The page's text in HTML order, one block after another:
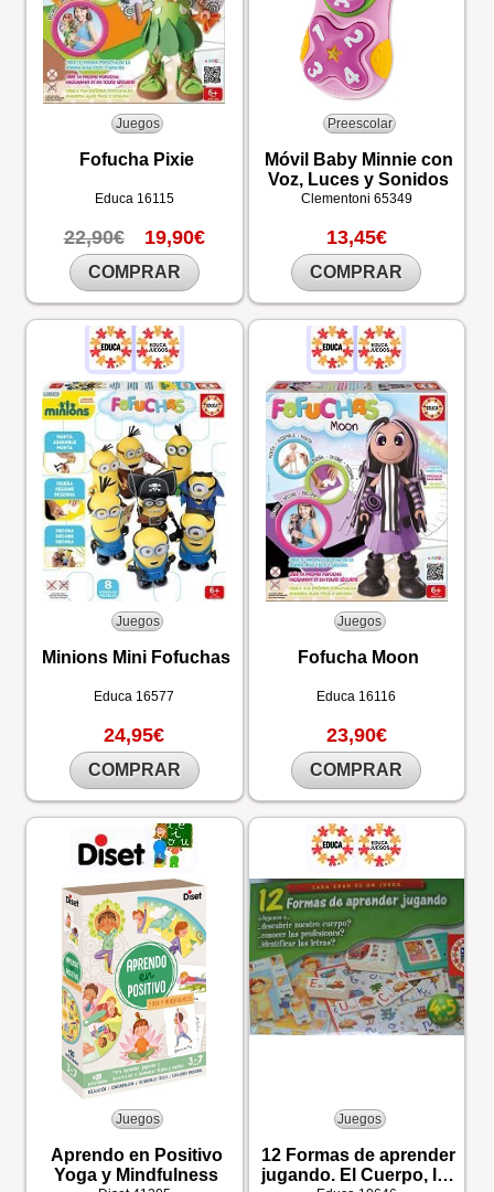
Juegos
Fofucha Pixie
Educa 16115
22,90€ 19,90€
COMPRAR
Preescolar
Móvil Baby Minnie con
Voz, Luces y Sonidos
Clementoni 65349
13,45€
COMPRAR
Juegos
Minions Mini Fofuchas
Educa 16577
24,95€
COMPRAR
Juegos
Fofucha Moon
Educa 16116
23,90€
COMPRAR
Juegos
Aprendo en Positivo
Yoga y Mindfulness
Juegos
12 Formas de aprender
jugando. El Cuerpo, las